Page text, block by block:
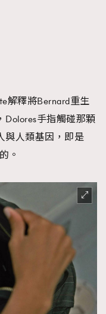
解釋將Bernard重生
手指觸碰那顆
與人類基因，即是
。